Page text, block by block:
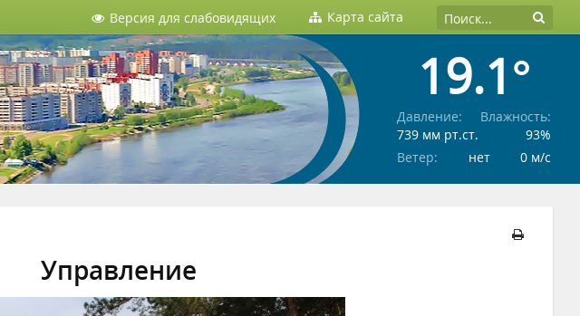
Версия для слабовидящих Карта сайта
19.1°
Давление:
739 мм рт.ст.
Влажность:
93%
Ветер:
нет 0 м/c
Управление